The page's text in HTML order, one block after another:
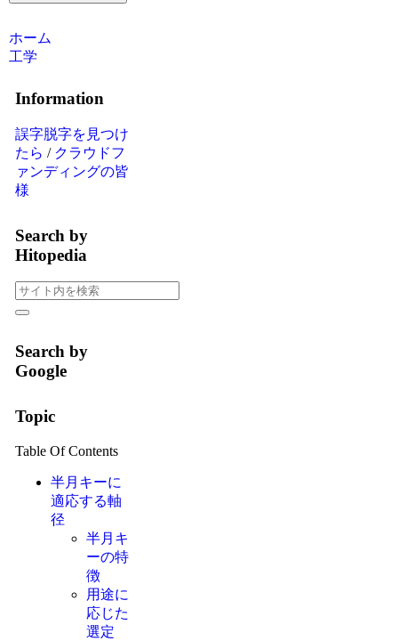
ホーム
工学
Information
誤字脱字を見つけ
たら / クラウドフ
ァンディングの皆
様
Search by
Hitopedia
Search by
Google
Topic
Table Of Contents
半月キーに
適応する軸
径
半月キ
ーの特
徴
用途に
応じた
選定